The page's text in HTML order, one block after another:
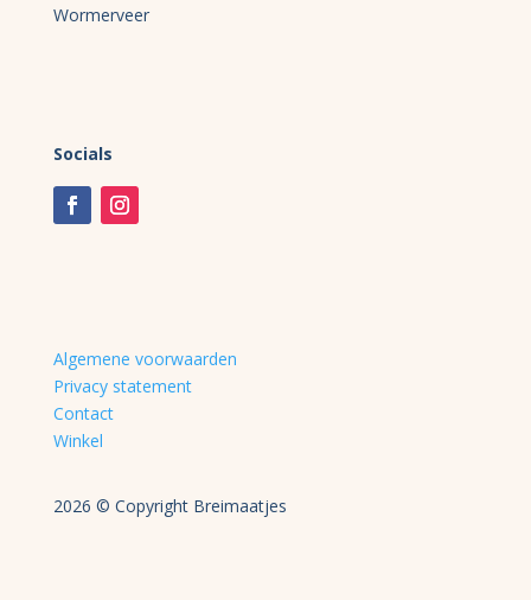
Wormerveer
Socials
Algemene voorwaarden
Privacy statement
Contact
Winkel
2026 © Copyright Breimaatjes